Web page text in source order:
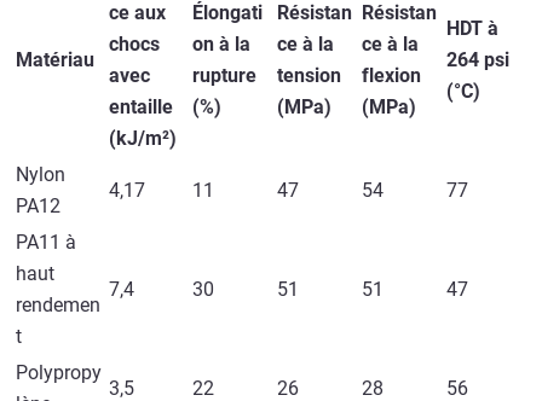
Matériau
ce aux
chocs
avec
entaille
(kJ/m²)
Élongati
on à la
rupture
(%)
Résistan
ce à la
tension
(MPa)
Résistan
ce à la
flexion
(MPa)
HDT à
264 psi
(°C)
Nylon
PA12
4,17 11 47 54 77
PA11 à
haut
rendemen
t
7,4 30 51 51 47
Polypropy
3,5 22 26 28 56